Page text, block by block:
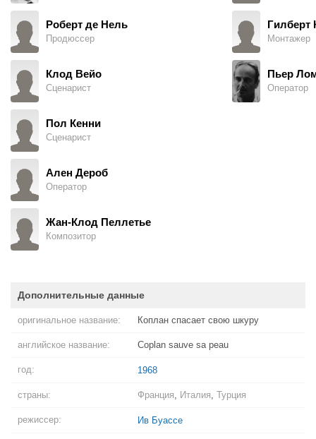
Роберт де Нель
Продюссер
Клод Вейо
Сценарист
Пол Кенни
Сценарист
Ален Дероб
Оператор
Жан-Клод Пеллетье
Композитор
Гилберт
Монтажер
Пьер
Оператор
Дополнительные данные
оригинальное название: Коплан спасает свою шкуру
английское название: Coplan sauve sa peau
год: 1968
страны: Франция, Италия, Турция
режиссер: Ив Буассе